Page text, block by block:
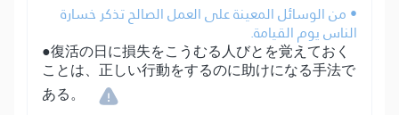
• من الوسائل المعينة على العمل الصالح تذكر خسارة
الناس يوم القيامة.
●復活の日に損失をこうむる人びとを覚えておく
ことは、正しい行動をするのに助けになる手法で
ある。